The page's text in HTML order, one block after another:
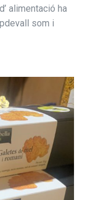
alimentació ha
som i